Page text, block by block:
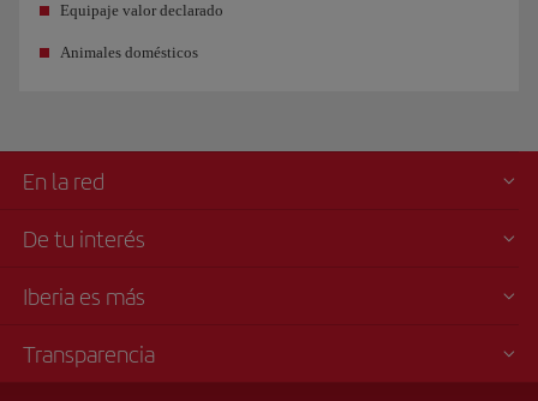
Equipaje valor declarado
Animales domésticos
En la red
De tu interés
Iberia es más
Transparencia